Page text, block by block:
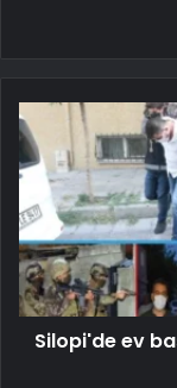
Silopi'de ev